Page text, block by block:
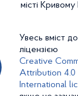
місті Кривому
Увесь вміст
ліцензією
Creative
Attribution 4.0
International